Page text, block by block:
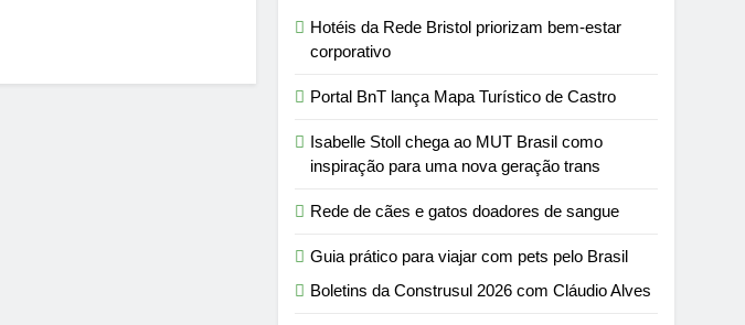
Hotéis da Rede Bristol priorizam bem-estar
corporativo
Portal BnT lança Mapa Turístico de Castro
Isabelle Stoll chega ao MUT Brasil como
inspiração para uma nova geração trans
Rede de cães e gatos doadores de sangue
Guia prático para viajar com pets pelo Brasil
Boletins da Construsul 2026 com Cláudio Alves